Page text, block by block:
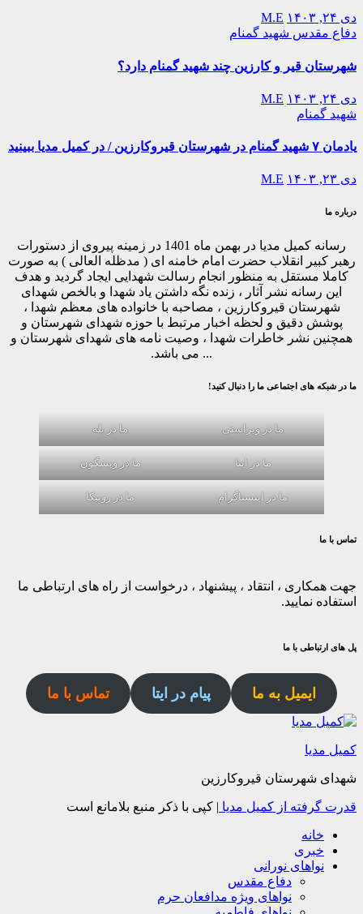
دی ۲۴, ۱۴۰۳
M.E
دفاع مقدس شهید گمنام
شهرستان قیر و کارزین چند شهید گمنام دارد؟
دی ۲۴, ۱۴۰۳
M.E
شهید گمنام
یادمان ۷ شهید گمنام در شهرستان قیروکارزین / در کمیل مدیا ببینید
دی ۲۳, ۱۴۰۳ M.E
درباره ما
رسانه کمیل مدیا در بهمن ماه 1401 در زمینه پیروی از دستورات
رهبر کبیر انقلاب حضرت امام خامنه ای ( مدظله العالی ) به صورت
کاملا مستقل به منظور انجام رسالت شهدایی ایجاد گردید و هدف
این رسانه نشر آثار ، زنده نگه داشتن یاد شهدا و بالخص شهدای
شهرستان قیروکارزین ، مصاحبه با خانواده های معظم شهدا ،
پوشش دقیق و لحظه اخبار مرتبط با حوزه شهدای شهرستان و
همچنین نشر خاطرات شهدا ، وصیت نامه های شهدای شهرستان و
... می باشد.
ما در شبکه های اجتماعی ما را دنبال کنید!
ما در ویراستی ما در بله
ما در ایتا ما در ویسگون
ما در اینستاگرام ما در روبیکا
تماس با ما
جهت همکاری ، انتقاد ، پیشنهاد ، درخواست از راه های ارتباطی ما
استفاده نمایید.
پل های ارتباطی با ما
ایمیل به ما پیام در ایتا تماس با ما
کمیل مدیا
شهدای شهرستان قیروکارزین
قدرت گرفته از کمیل مدیا | کپی با ذکر منبع بلامانع است
خانه
خبری
نواهای نورانی
دفاع مقدس
نواهای ویژه مدافعان حرم